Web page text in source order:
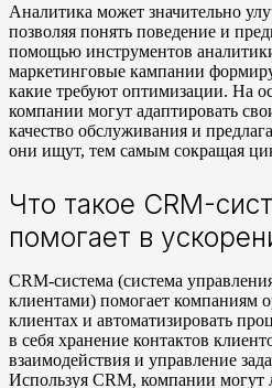
Аналитика может значительно
позволяя понять поведение и
помощью инструментов
маркетинговые кампании
какие требуют оптимизации. На
компании могут адаптировать
качество обслуживания и
они ищут, тем самым сокращая
Что такое CRM-
помогает в
CRM-система (система
клиентами) помогает компаниям
клиентах и автоматизировать
в себя хранение контактов
взаимодействия и управление
Используя CRM, компании могут